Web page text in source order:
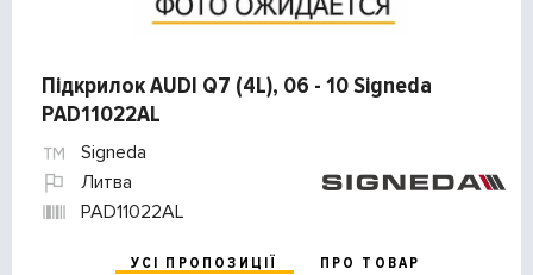
Підкрилок AUDI Q7 (4L), 06 - 10 Signeda
PAD11022AL
Signeda
Литва
PAD11022AL
УСІ ПРОПОЗИЦІЇ
ПРО ТОВАР